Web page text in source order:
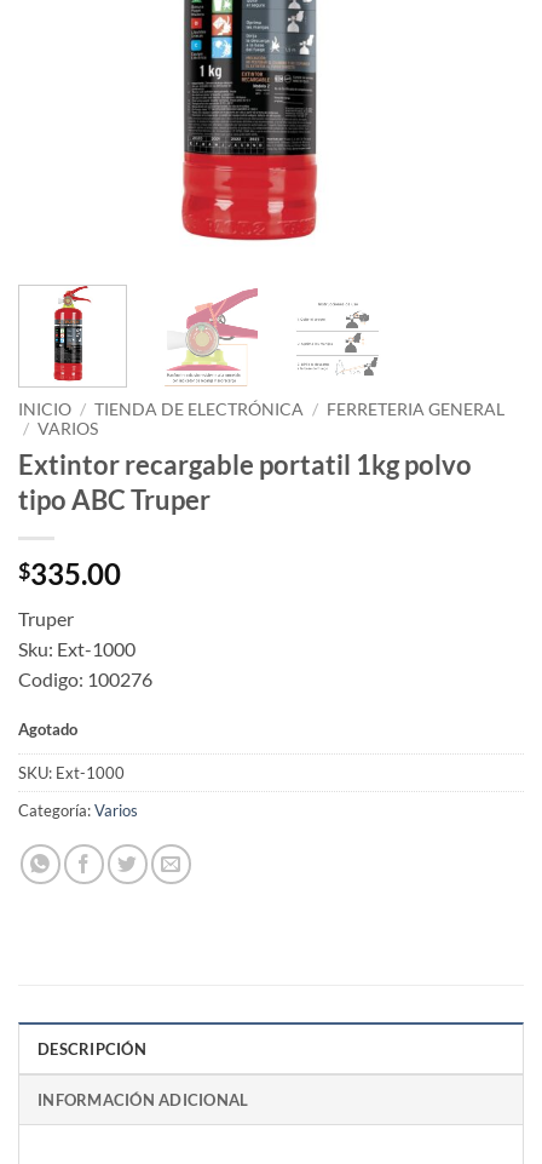
INICIO / TIENDA DE ELECTRÓNICA / FERRETERIA GENERAL
/ VARIOS
Extintor recargable portatil 1kg polvo
tipo ABC Truper
$335.00
Truper
Sku: Ext-1000
Codigo: 100276
Agotado
SKU: Ext-1000
Categoría:Varios
DESCRIPCIÓN
INFORMACIÓN ADICIONAL